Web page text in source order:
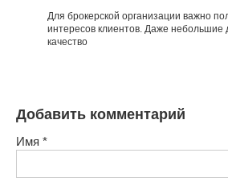
Для брокерской организации важно
интересов клиентов. Даже небольшие
качество
Добавить комментарий
Имя *